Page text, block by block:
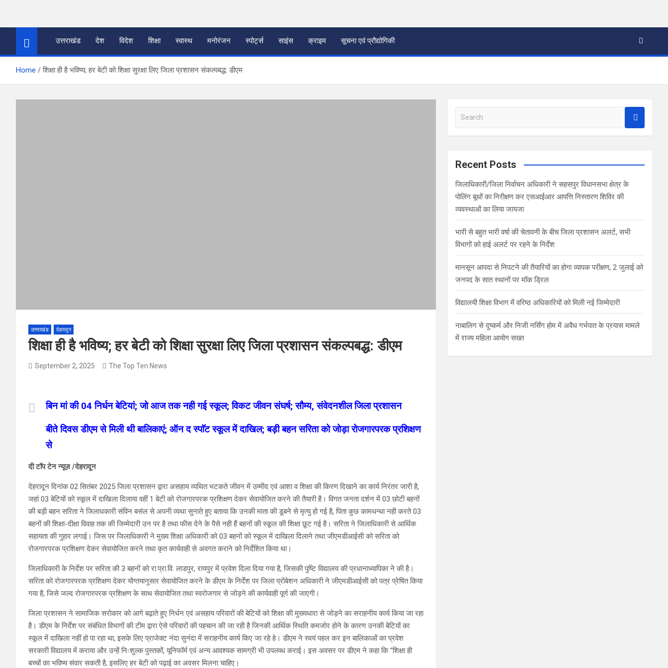
contentthetoptennews.com
उत्तराखंड
देश विदेश शिक्षा स्वास्थ मनोरंजन स्पोर्ट्स साइंस क्राइम सूचना एवं प्रौद्योगिकी
Home शिक्षा ही है भविष्य; हर बेटी को शिक्षा सुरक्षा लिए जिला प्रशासन संकल्पबद्ध: डीएम
उत्तराखंड देहरादून
शिक्षा ही है भविष्य; हर बेटी को शिक्षा सुरक्षा लिए जिला प्रशासन संकल्पबद्ध: डीएम
September 2, 2025 The Top Ten News
बिन मां की 04 निर्धन बेटियां; जो आज तक नही गई स्कूल; विकट जीवन संघर्ष; सौम्य, संवेदनशील जिला प्रशासन
बीते दिवस डीएम से मिली थी बालिकाएं; ऑन द स्पाॅट स्कूल में दाखिल; बड़ी बहन सरिता को जोड़ा रोजगारपरक प्रशिक्षण
से
दी टॉप टेन न्यूज़ /देहरादून
देहरादून दिनांक 02 सितंबर 2025 जिला प्रशासन द्वारा असहाय व्यथित भटकते जीवन में उम्मीद एवं आशा व शिक्षा की किरण दिखाने का कार्य निरंतर जारी है,
जहां 03 बेटियों को स्कूल में दाखिला दिलाया वहीं 1 बेटी को रोजगारपरक प्रशिक्षण देकर सेवायोजित करने की तैयारी है। विगत जनता दर्शन में 03 छोटी बहनों
की बड़ी बहन सरिता ने जिलाधकारी संविन बसंल से अपनी व्यथा सुनाते हुए बताया कि उनकी माता की डूबने से मृत्यु हो गई है, पिता कुछ कामधन्धा नही करते 03
बहनों की शिक्षा-दीक्षा विवाह तक की जिम्मेदारी उन पर है तथा फीस देने के पैसे नही हैं बहनों की स्कूल की शिक्षा छूट गई है। सरिता ने जिलाधिकारी से आर्थिक
सहायता की गुहार लगाई। जिस पर जिलाधिकारी ने मुख्य शिक्षा अधिकारी को 03 बहनों को स्कूल में दाखिला दिलाने तथा जीएमडीआईसी को सरिता को
रोजगारपरक प्रशिक्षण देकर सेवायोजित करने तथा कृत कार्यवाही से अवगत कराने को निर्देशित किया था।
जिलाधिकारी के निर्देश पर सरिता की 3 बहनों को रा.प्रा.वि. लाडपुर, रायपुर में प्रवेश दिला दिया गया है, जिसकी पुष्टि विद्यालय की प्रधानाध्यापिका ने की है।
सरिता को रोजगारपरक प्रशिक्षण देकर योग्तयानुसार सेवायोजित करने के डीएम के निर्देश पर जिला प्रोबेशन अधिकारी ने जीएमडीआईसी को पत्र प्रेषित किया
गया है, जिसे जल्द रोजगारपरक प्रशिक्षण के साथ सेवायोजित तथा स्वरोजगार से जोड़ने की कार्यवाही पूर्ण की जाएगी।
जिला प्रशासन ने सामाजिक सरोकार को आगे बढ़ाते हुए निर्धन एवं असहाय परिवारों की बेटियों को शिक्षा की मुख्यधारा से जोड़ने का सराहनीय कार्य किया जा रहा
है। डीएम के निर्देश पर संबंधित विभागों की टीम द्वारा ऐसे परिवारों की पहचान की जा रही है जिनकी आर्थिक स्थिति कमजोर होने के कारण उनकी बेटियों का
स्कूल में दाखिला नहीं हो पा रहा था, इसके लिए प्राजेक्ट नंदा सुनंदा में सराहनीय कार्य किए जा रहे हे। डीएम ने स्वयं पहल कर इन बालिकाओं का प्रवेश
सरकारी विद्यालय में कराया और उन्हें निःशुल्क पुस्तकों, यूनिफॉर्म एवं अन्य आवश्यक सामग्री भी उपलब्ध कराई। इस अवसर पर डीएम ने कहा कि “शिक्षा ही
बच्चों का भविष्य संवार सकती है, इसलिए हर बेटी को पढ़ाई का अवसर मिलना चाहिए।
a
c
Recent Posts
जिलाधिकारी/जिला निर्वाचन अधिकारी ने सहसपुर विधानसभा क्षेत्र के
पोलिंग बूथों का निरीक्षण कर एसआईआर आपत्ति निस्तारण शिविर की
व्यवस्थाओं का लिया जायजा
भारी से बहुत भारी वर्षा की चेतावनी के बीच जिला प्रशासन अलर्ट, सभी
विभागों को हाई अलर्ट पर रहने के निर्देश
मानसून आपदा से निपटने की तैयारियों का होगा व्यापक परीक्षण, 2 जुलाई को
जनपद के सात स्थानों पर मॉक ड्रिल
विद्यालयी शिक्षा विभाग में वरिष्ठ अधिकारियों को मिली नई जिम्मेदारी
नाबालिग से दुष्कर्म और निजी नर्सिंग होम में अवैध गर्भपात के प्रयास मामले
में राज्य महिला आयोग सख्त